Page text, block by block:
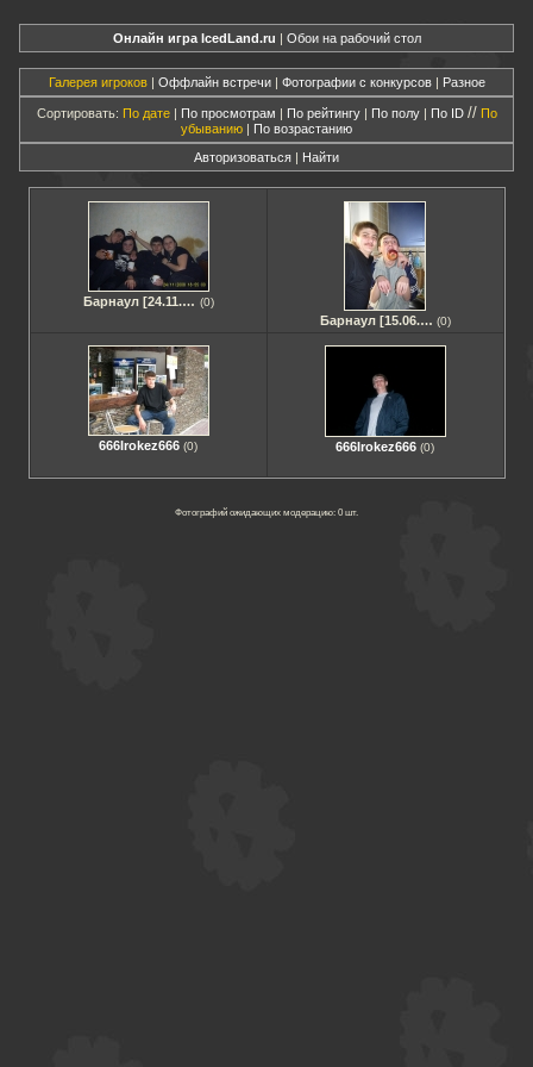
Онлайн игра IcedLand.ru | Обои на рабочий стол
Галерея игроков| Оффлайн встречи| Фотографии с конкурсов| Разное
Сортировать: По дате| По просмотрам | По рейтингу| По полу| По ID // По
убыванию | По возрастанию
Авторизоваться | Найти
Барнаул [24.11.2008] (0)
Барнаул [15.06.07] (0)
666Irokez666 (0) 666Irokez666 (0)
Фотографий ожидающих модерацию: 0 шт.